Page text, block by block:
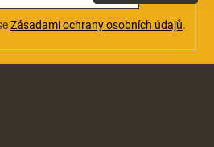
Zásadami ochrany osobních údajů.